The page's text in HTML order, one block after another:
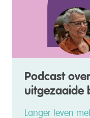
Podcast
uitgezaaide
Langer leven